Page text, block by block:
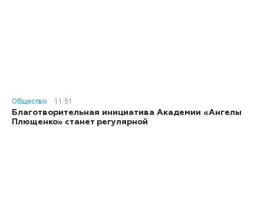
Общество
11:51
Благотворительная инициатива Академии «Ангелы
Плющенко» станет регулярной